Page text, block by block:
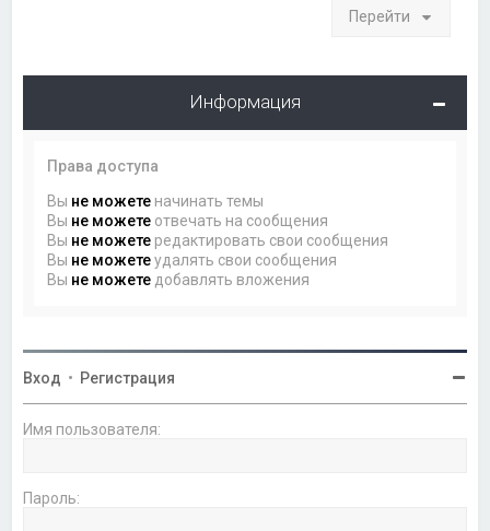
Перейти
Информация
Права доступа
Вы не можете начинать темы
Вы не можете отвечать на сообщения
Вы не можете редактировать свои сообщения
Вы не можетеудалять свои сообщения
Вы не можете добавлять вложения
Вход • Регистрация
Имя пользователя:
Пароль: